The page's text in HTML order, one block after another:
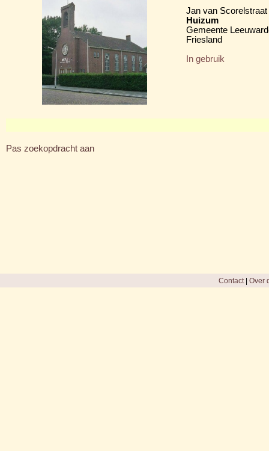
Jan van Scorelstraat
Huizum
Gemeente
Friesland
In gebruik
Pas zoekopdracht aan
Contact| Over